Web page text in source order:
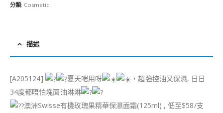
分類: Cosmetic
描述
[A205124] 夏天啱用呀
，超強控油又保濕, 日日
34度都唔怕塊面油淋淋
澳洲Swisse有機玫瑰果精華保濕面霜(125ml) , 低至$58/支